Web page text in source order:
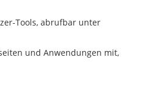
Tools, abrufbar unter
und Anwendungen mit,